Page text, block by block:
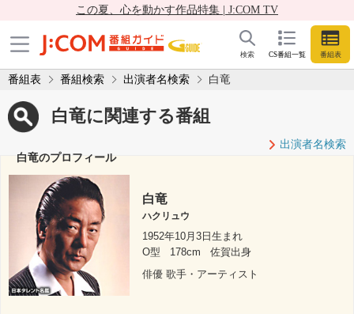
この夏、心を動かす作品特集 | J:COM TV
CS番組一覧 番組表
検索
番組表 番組検索 出演者名検索 白竜
白竜に関連する番組
出演者名検索
白竜のプロフィール
白竜
ハクリュウ
1952年10月3日生まれ
O型
178cm
佐賀出身
俳優 歌手・アーティスト